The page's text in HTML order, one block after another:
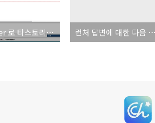
Kompozer 로 티스토리 스킨을 만들고 있습니다. 런처 답변에 대한 다음 지식에서의 비정상적인 신고증세에 대하여